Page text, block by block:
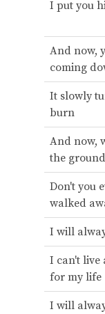
I put you
And now,
coming
It slowly
burn
And now,
the ground
Don't you
walked
I will
I can't live
for my life
I will